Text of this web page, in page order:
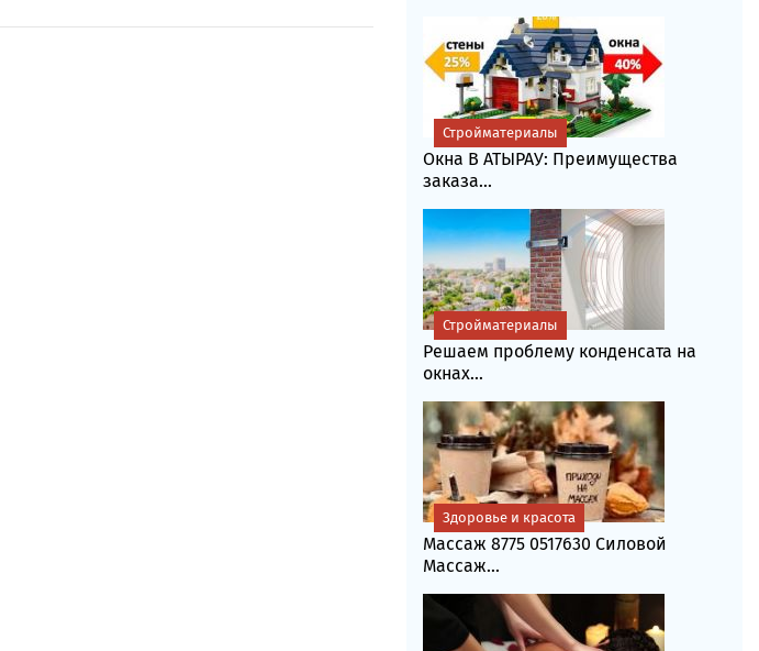
Окна В АТЫРАУ: Преимущества
заказа...
Стройматериалы
Решаем проблему конденсата на
окнах...
Стройматериалы
Массаж 8775 0517630 Силовой
Массаж...
Здоровье и красота